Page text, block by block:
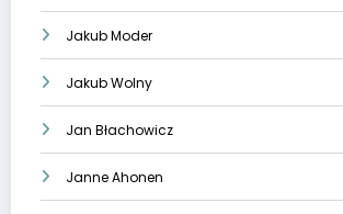
Jakub Moder
Jakub Wolny
Jan Błachowicz
Janne Ahonen